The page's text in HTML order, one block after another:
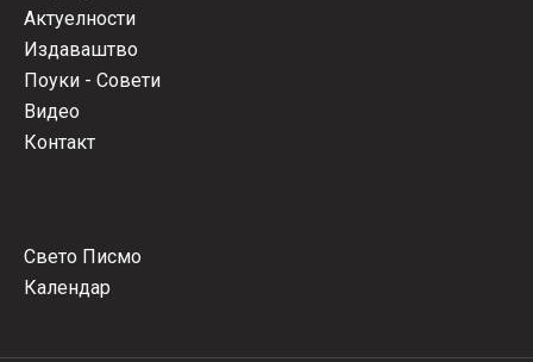
Актуелности
Издаваштво
Поуки - Совети
Видео
Контакт
Свето Писмо
Календар